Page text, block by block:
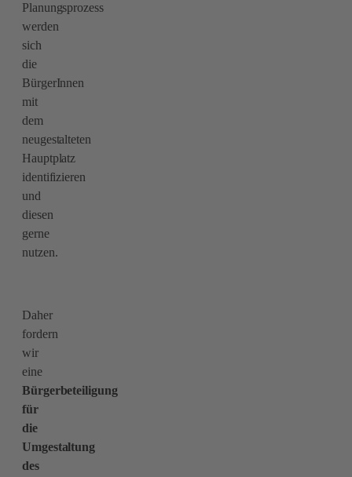
Planungsprozess
werden
sich
die
BürgerInnen
mit
dem
neugestalteten
Hauptplatz
identifizieren
und
diesen
gerne
nutzen.
Daher
fordern
wir
eine
Bürgerbeteiligung
für
die
Umgestaltung
des